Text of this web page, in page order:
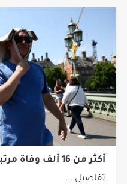
أكثر من 16 ألف وفاة مرتبطة بموجات الحر في أوروبا
تفاصيل....